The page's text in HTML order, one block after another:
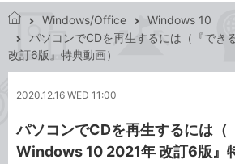
き
ッ
Windows/Office
Windows 10
パソコンでCDを再生するには（『でき
改訂6版』特典動画）
2020.12.16 WED 11:00
パソコンでCDを再生するには（
Windows 10 2021年 改訂6版』